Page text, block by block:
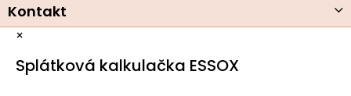
Kontakt
×
Splátková kalkulačka ESSOX